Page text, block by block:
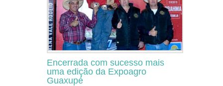
Encerrada com sucesso mais
uma edição da Expoagro
Guaxupé